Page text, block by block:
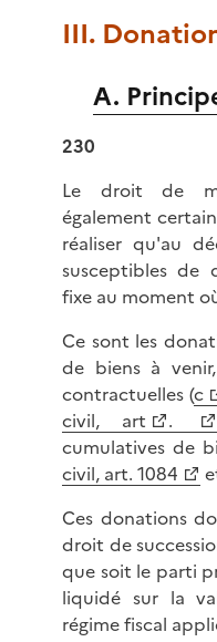
III.
A.
230
Le droit de
également
réaliser qu'au
susceptibles de
fixe au moment
Ce sont les
de biens à
contractuelles (c
civil, art
.
cumulatives de
civil, art. 1084
Ces donations
droit de
que soit le parti
liquidé sur la
régime fiscal